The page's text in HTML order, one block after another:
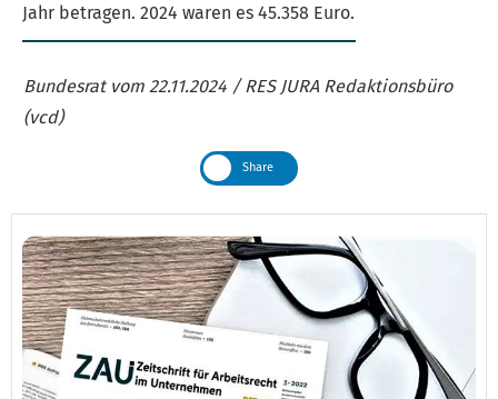
Jahr betragen. 2024 waren es 45.358 Euro.
Bundesrat vom 22.11.2024 / RES JURA Redaktionsbüro
(vcd)
Share